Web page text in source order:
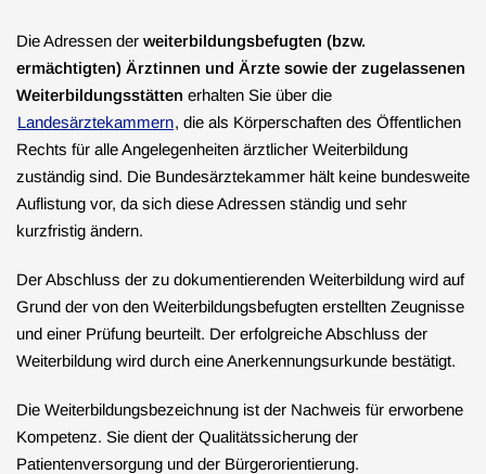
Die Adressen der weiterbildungsbefugten (bzw.
ermächtigten) Ärztinnen und Ärzte sowie der zugelassenen
Weiterbildungsstätten erhalten Sie über die
Landesärztekammern, die als Körperschaften des Öffentlichen
Rechts für alle Angelegenheiten ärztlicher Weiterbildung
zuständig sind. Die Bundesärztekammer hält keine bundesweite
Auflistung vor, da sich diese Adressen ständig und sehr
kurzfristig ändern.
Der Abschluss der zu dokumentierenden Weiterbildung wird auf
Grund der von den Weiterbildungsbefugten erstellten Zeugnisse
und einer Prüfung beurteilt. Der erfolgreiche Abschluss der
Weiterbildung wird durch eine Anerkennungsurkunde bestätigt.
Die Weiterbildungsbezeichnung ist der Nachweis für erworbene
Kompetenz. Sie dient der Qualitätssicherung der
Patientenversorgung und der Bürgerorientierung.